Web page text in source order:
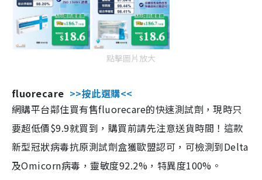
點擊圖片放大
fluorecare >>按此選購<<
網購平台鄰住買有售fluorecare的快速測試劑，現時只
要超低價$9.9就買到，購買前請先注意送貨時間！這款
新型冠狀病毒抗原測試劑盒獲歐盟認可，可檢測到Delta
及Omicorn病毒，靈敏度92.2%，特異度100%。